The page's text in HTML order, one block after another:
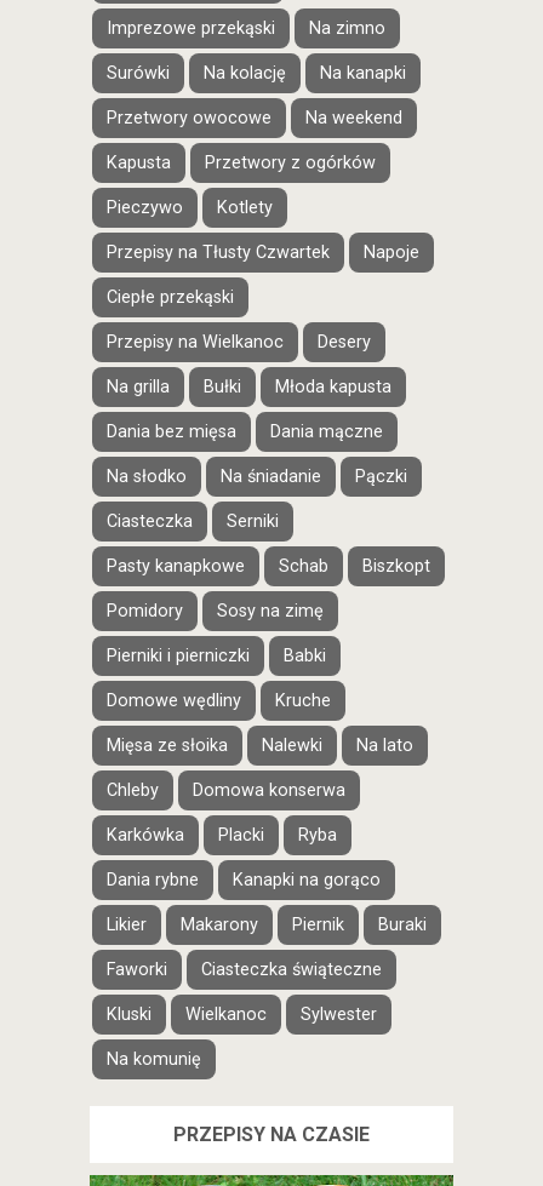
Imprezowe przekąski Na zimno
Surówki Na kolację Na kanapki
Przetwory owocowe Na weekend
Kapusta Przetwory z ogórków
Pieczywo Kotlety
Przepisy na Tłusty Czwartek Napoje
Ciepłe przekąski
Przepisy na Wielkanoc Desery
Na grilla Bułki Młoda kapusta
Dania bez mięsa Dania mączne
Na słodko Na śniadanie Pączki
Ciasteczka Serniki
Pasty kanapkowe Schab Biszkopt
Pomidory Sosy na zimę
Pierniki i pierniczki Babki
Domowe wędliny Kruche
Mięsa ze słoika Nalewki Na lato
Chleby Domowa konserwa
Karkówka Placki Ryba
Dania rybne Kanapki na gorąco
Likier Makarony Piernik Buraki
Faworki Ciasteczka świąteczne
Kluski Wielkanoc Sylwester
Na komunię
PRZEPISY NA CZASIE